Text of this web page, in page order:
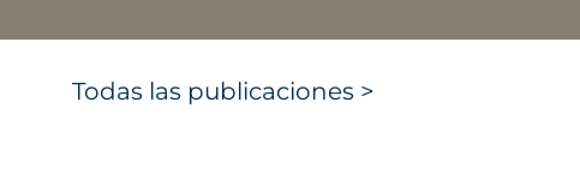
Todas las publicaciones >